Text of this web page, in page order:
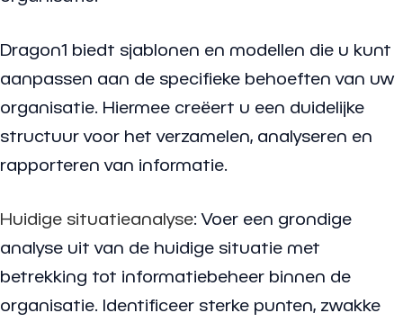
Dragon1 biedt sjablonen en modellen die u kunt
aanpassen aan de specifieke behoeften van uw
organisatie. Hiermee creëert u een duidelijke
structuur voor het verzamelen, analyseren en
rapporteren van informatie.
Huidige situatieanalyse: Voer een grondige
analyse uit van de huidige situatie met
betrekking tot informatiebeheer binnen de
organisatie. Identificeer sterke punten, zwakke